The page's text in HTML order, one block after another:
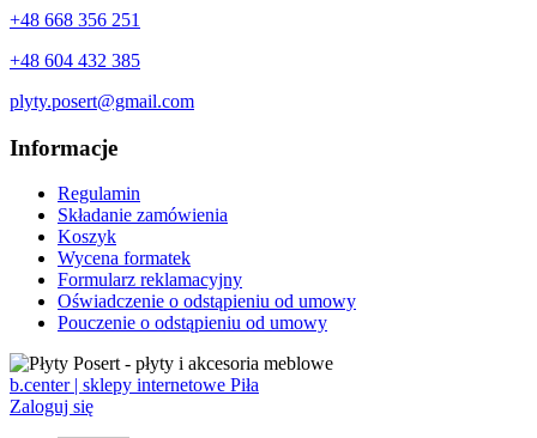
+48 668 356 251
+48 604 432 385
plyty.posert@gmail.com
Informacje
Regulamin
Składanie zamówienia
Koszyk
Wycena formatek
Formularz reklamacyjny
Oświadczenie o odstąpieniu od umowy
Pouczenie o odstąpieniu od umowy
b.center | sklepy internetowe Piła
Zaloguj się